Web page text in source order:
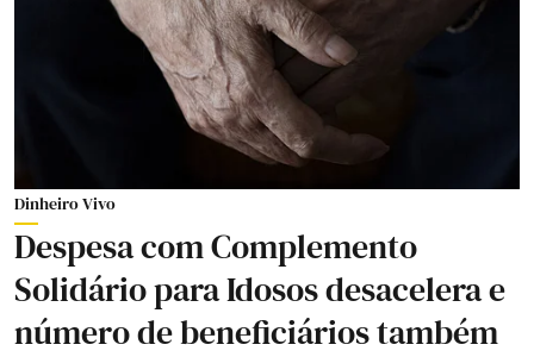
Dinheiro Vivo
Despesa com Complemento
Solidário para Idosos desacelera e
número de beneficiários também